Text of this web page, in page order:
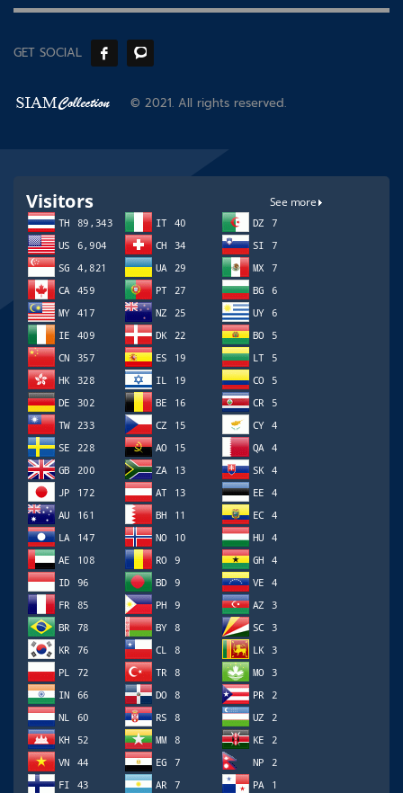
GET SOCIAL
© 2021. All rights reserved.